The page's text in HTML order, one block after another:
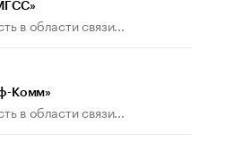
в области связи...
Комм»
в области связи...